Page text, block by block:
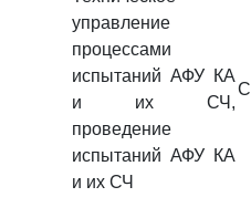
управление
процессами
испытаний АФУ КА
и их СЧ,
проведение
испытаний АФУ КА
и их СЧ